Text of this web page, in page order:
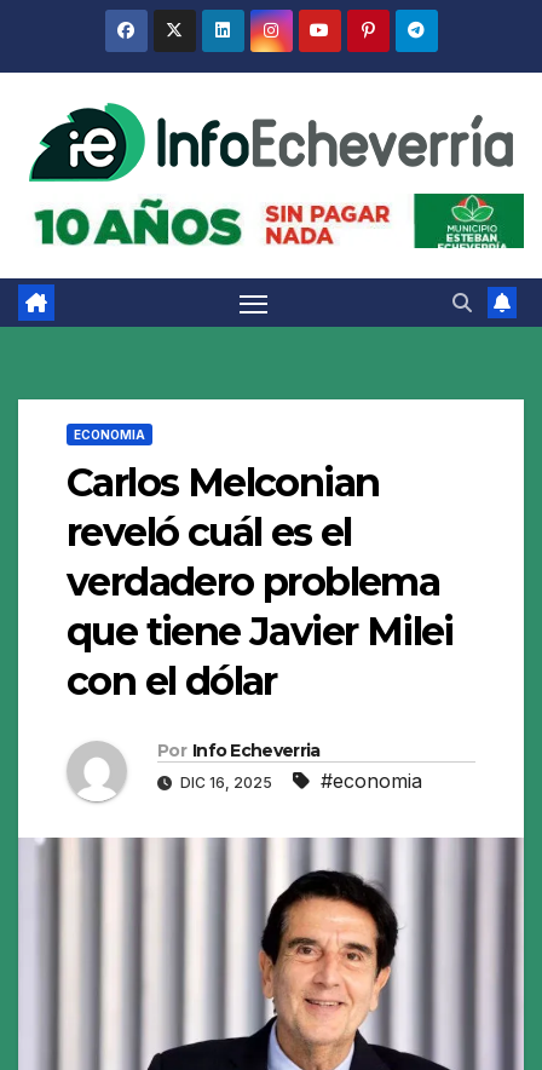
ECONOMIA
Carlos Melconian
reveló cuál es el
verdadero problema
que tiene Javier Milei
con el dólar
Por Info Echeverria
DIC 16, 2025 #economia